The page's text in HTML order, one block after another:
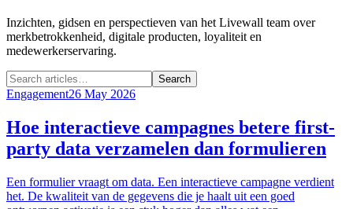
Inzichten, gidsen en perspectieven van het Livewall team over
merkbetrokkenheid, digitale producten, loyaliteit en
medewerkerservaring.
Search
Engagement26 May 2026
Hoe interactieve campagnes betere first-
party data verzamelen dan formulieren
Een formulier vraagt om data. Een interactieve campagne verdient
het. De kwaliteit van de gegevens die je haalt uit een goed